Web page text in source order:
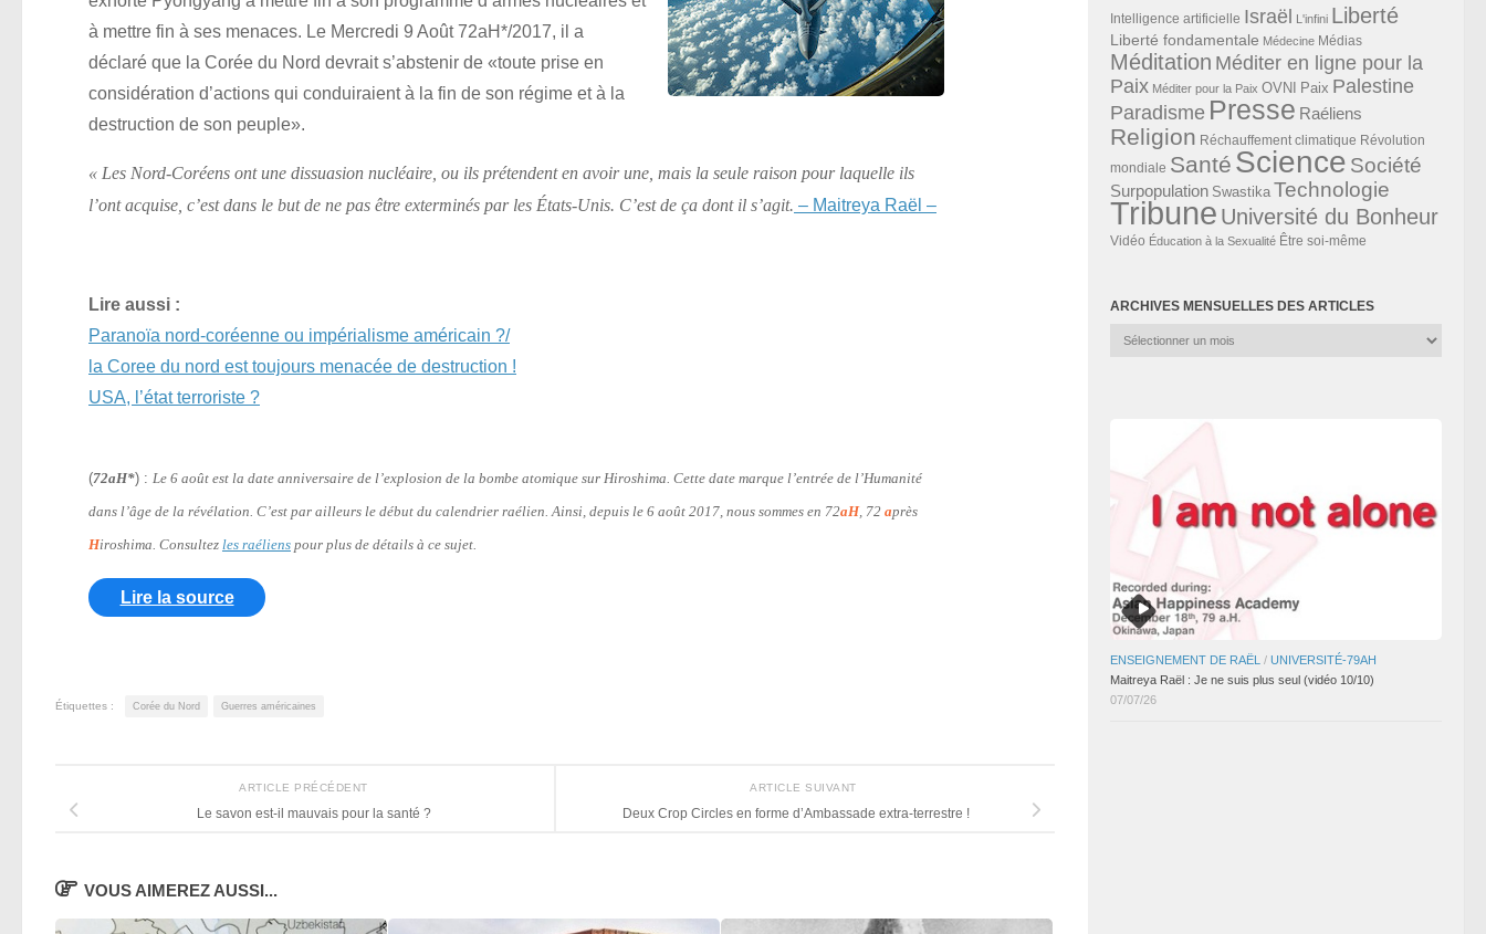
à mettre fin à ses menaces. Le Mercredi 9 Août 72aH*/2017, il a
déclaré que la Corée du Nord devrait s’abstenir de «toute prise en
considération d’actions qui conduiraient à la fin de son régime et à la
destruction de son peuple».
« Les Nord-Coréens ont une dissuasion nucléaire, ou ils prétendent en avoir une, mais la seule raison pour laquelle ils
l’ont acquise, c’est dans le but de ne pas être exterminés par les États-Unis. C’est de ça dont il s’agit. – Maitreya Raël –
Lire aussi :
Paranoïa nord-coréenne ou impérialisme américain ?/
la Coree du nord est toujours menacée de destruction !
USA, l’état terroriste ?
(72aH*) : Le 6 août est la date anniversaire de l’explosion de la bombe atomique sur Hiroshima. Cette date marque l’entrée de l’Humanité
dans l’âge de la révélation. C’est par ailleurs le début du calendrier raélien. Ainsi, depuis le 6 août 2017, nous sommes en 72aH, 72 après
Hiroshima. Consultez les raéliens pour plus de détails à ce sujet.
Lire la source
Étiquettes : Corée du Nord Guerres américaines
ARTICLE SUIVANT
Deux Crop Circles en forme d’Ambassade extra-terrestre !
ARTICLE PRÉCÉDENT
Le savon est-il mauvais pour la santé ?
VOUS AIMEREZ AUSSI...
Intelligence artificielle Israël L'infini Liberté
Liberté fondamentale Médecine Médias
Méditation Méditer en ligne pour la
Paix Méditer pour la Paix OVNI Paix Palestine
Paradisme Presse Raéliens
Religion Réchauffement climatique Révolution
mondiale Santé Science Société
Surpopulation Swastika Technologie
Tribune Université du Bonheur
Vidéo Éducation à la Sexualité Être soi-même
ARCHIVES MENSUELLES DES ARTICLES
Archives
ENSEIGNEMENT DE RAËL / UNIVERSITÉ-79AH
Maitreya Raël : Je ne suis plus seul (vidéo 10/10)
07/07/26